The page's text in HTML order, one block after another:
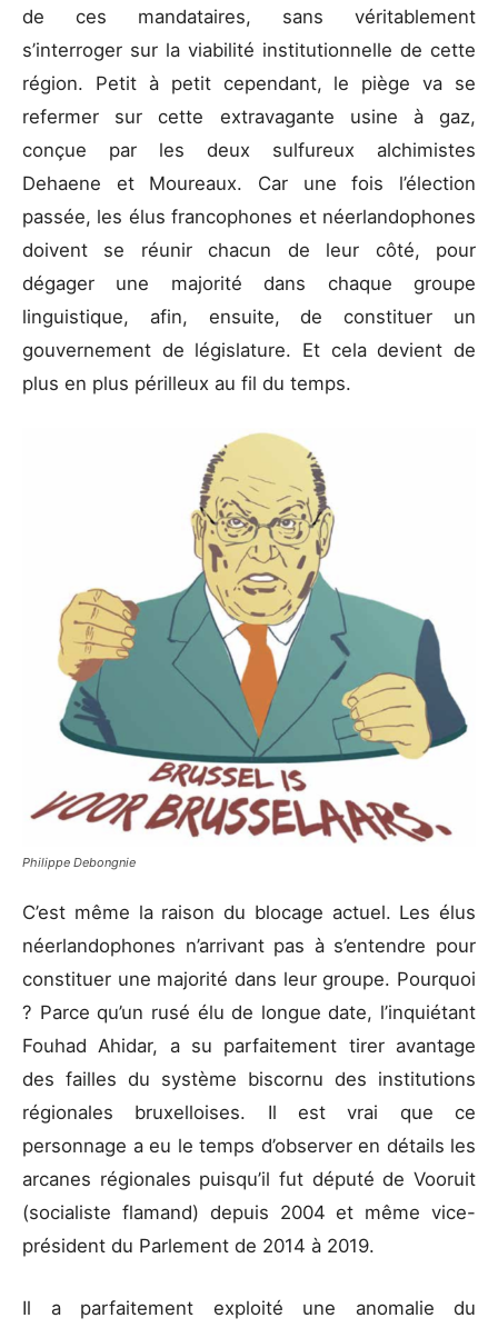
de ces mandataires, sans véritablement
s’interroger sur la viabilité institutionnelle de cette
région. Petit à petit cependant, le piège va se
refermer sur cette extravagante usine à gaz,
conçue par les deux sulfureux alchimistes
Dehaene et Moureaux. Car une fois l’élection
passée, les élus francophones et néerlandophones
doivent se réunir chacun de leur côté, pour
dégager une majorité dans chaque groupe
linguistique, afin, ensuite, de constituer un
gouvernement de législature. Et cela devient de
plus en plus périlleux au fil du temps.
Philippe Debongnie
C’est même la raison du blocage actuel. Les élus
néerlandophones n’arrivant pas à s’entendre pour
constituer une majorité dans leur groupe. Pourquoi
? Parce qu’un rusé élu de longue date, l’inquiétant
Fouhad Ahidar, a su parfaitement tirer avantage
des failles du système biscornu des institutions
régionales bruxelloises. Il est vrai que ce
personnage a eu le temps d’observer en détails les
arcanes régionales puisqu’il fut député de Vooruit
(socialiste flamand) depuis 2004 et même vice-
président du Parlement de 2014 à 2019.
Il a parfaitement exploité une anomalie du